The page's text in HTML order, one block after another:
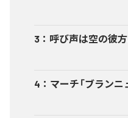
3 ： 呼び声は空の彼
4 ： マーチ「ブランニ